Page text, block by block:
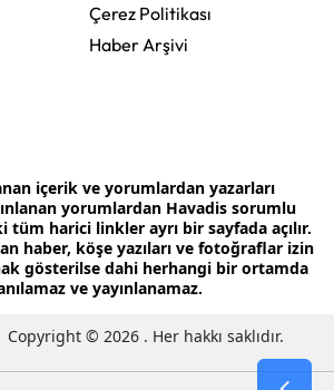
Çerez Politikası
Haber Arşivi
içerik ve yorumlardan yazarları
yorumlardan Havadis sorumlu
harici linkler ayrı bir sayfada açılır.
haber, köşe yazıları ve fotoğraflar izin
gösterilse dahi herhangi bir ortamda
ve yayınlanamaz.
Copyright © 2026 . Her hakkı saklıdır.